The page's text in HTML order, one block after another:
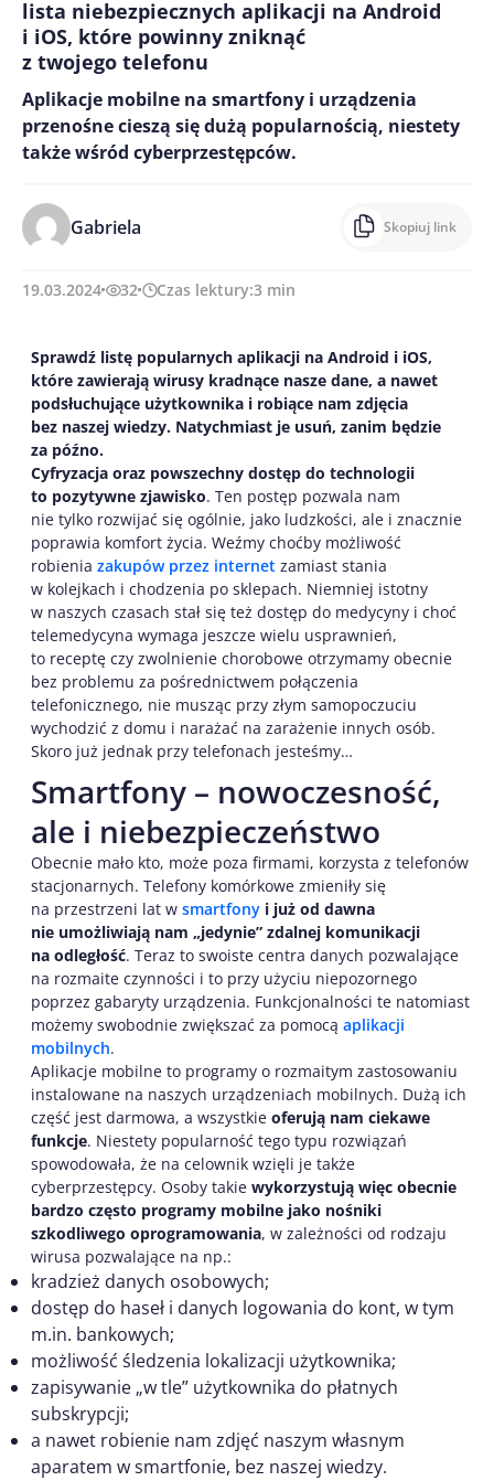
lista niebezpiecznych aplikacji na Android
i iOS, które powinny zniknąć
z twojego telefonu
Aplikacje mobilne na smartfony i urządzenia
przenośne cieszą się dużą popularnością, niestety
także wśród cyberprzestępców.
Gabriela Skopiuj link
19.03.2024 32 Czas lektury:3 min
Sprawdź listę popularnych aplikacji na Android i iOS,
które zawierają wirusy kradnące nasze dane, a nawet
podsłuchujące użytkownika i robiące nam zdjęcia
bez naszej wiedzy. Natychmiast je usuń, zanim będzie
za późno.
Cyfryzacja oraz powszechny dostęp do technologii
to pozytywne zjawisko. Ten postęp pozwala nam
nie tylko rozwijać się ogólnie, jako ludzkości, ale i znacznie
poprawia komfort życia. Weźmy choćby możliwość
robienia zakupów przez internet zamiast stania
w kolejkach i chodzenia po sklepach. Niemniej istotny
w naszych czasach stał się też dostęp do medycyny i choć
telemedycyna wymaga jeszcze wielu usprawnień,
to receptę czy zwolnienie chorobowe otrzymamy obecnie
bez problemu za pośrednictwem połączenia
telefonicznego, nie musząc przy złym samopoczuciu
wychodzić z domu i narażać na zarażenie innych osób.
Skoro już jednak przy telefonach jesteśmy…
Smartfony – nowoczesność,
ale i niebezpieczeństwo
Obecnie mało kto, może poza firmami, korzysta z telefonów
stacjonarnych. Telefony komórkowe zmieniły się
na przestrzeni lat w smartfony i już od dawna
nie umożliwiają nam „jedynie” zdalnej komunikacji
na odległość. Teraz to swoiste centra danych pozwalające
na rozmaite czynności i to przy użyciu niepozornego
poprzez gabaryty urządzenia. Funkcjonalności te natomiast
możemy swobodnie zwiększać za pomocą aplikacji
mobilnych.
Aplikacje mobilne to programy o rozmaitym zastosowaniu
instalowane na naszych urządzeniach mobilnych. Dużą ich
część jest darmowa, a wszystkie oferują nam ciekawe
funkcje. Niestety popularność tego typu rozwiązań
spowodowała, że na celownik wzięli je także
cyberprzestępcy. Osoby takie wykorzystują więc obecnie
bardzo często programy mobilne jako nośniki
szkodliwego oprogramowania, w zależności od rodzaju
wirusa pozwalające na np.:
kradzież danych osobowych;
dostęp do haseł i danych logowania do kont, w tym
m.in. bankowych;
możliwość śledzenia lokalizacji użytkownika;
zapisywanie „w tle” użytkownika do płatnych
subskrypcji;
a nawet robienie nam zdjęć naszym własnym
aparatem w smartfonie, bez naszej wiedzy.